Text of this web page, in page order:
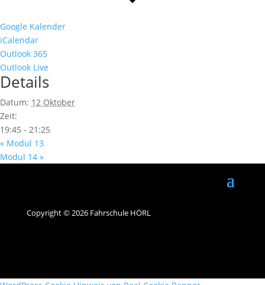
Google Kalender
iCalendar
Outlook 365
Outlook Live
Details
Datum: 12 Oktober
Zeit:
19:45 - 21:25
« Modul 13
Modul 14 »
Copyright © 2026 Fahrschule HÖRL